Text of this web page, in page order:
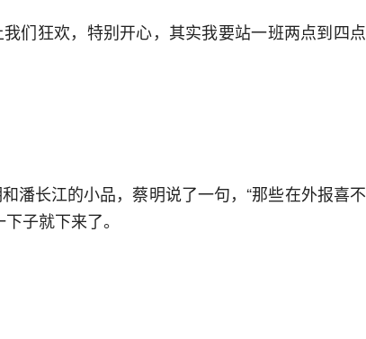
们狂欢，特别开心，其实我要站一班两点到四点
潘长江的小品，蔡明说了一句，“那些在外报喜不
子就下来了。